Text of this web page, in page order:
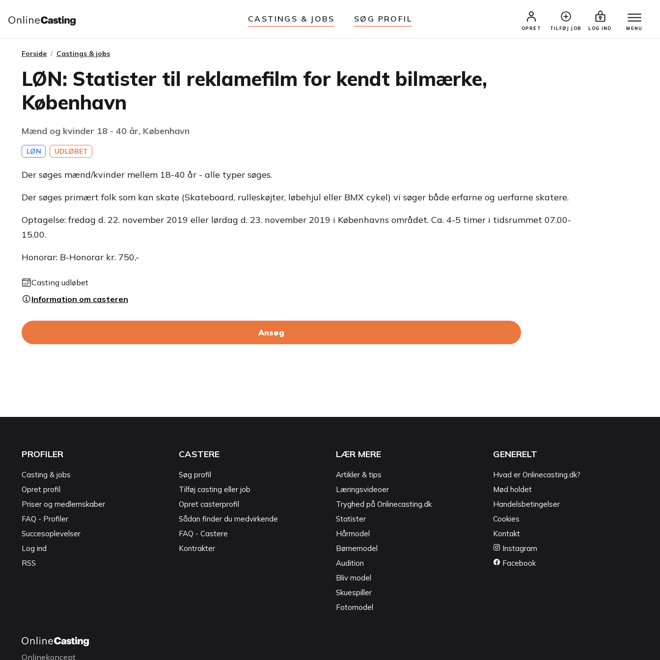
CASTINGS & JOBS SØG PROFIL
OPRET TILFØJ JOB LOG IND MENU
Forside Castings & jobs
LØN: Statister til reklamefilm for kendt bilmærke,
København
Mænd og kvinder 18 - 40 år, København
LØN UDLØBET
Der søges mænd/kvinder mellem 18-40 år - alle typer søges.
Der søges primært folk som kan skate (Skateboard, rulleskøjter, løbehjul eller BMX cykel) vi søger både erfarne og uerfarne skatere.
Optagelse: fredag d. 22. november 2019 eller lørdag d. 23. november 2019 i Københavns området. Ca. 4-5 timer i tidsrummet 07.00-
15.00.
Honorar: B-Honorar kr. 750,-
Casting udløbet
Information om casteren
Ansøg
PROFILER
Casting & jobs
Opret profil
Priser og medlemskaber
FAQ - Profiler
Succesoplevelser
Log ind
RSS
CASTERE
Søg profil
Tilføj casting eller job
Opret casterprofil
Sådan finder du medvirkende
FAQ - Castere
Kontrakter
LÆR MERE
Artikler & tips
Læringsvideoer
Tryghed på Onlinecasting.dk
Statister
Hårmodel
Børnemodel
Audition
Bliv model
Skuespiller
Fotomodel
GENERELT
Hvad er Onlinecasting.dk?
Mød holdet
Handelsbetingelser
Cookies
Kontakt
Instagram
Facebook
Onlinekoncept